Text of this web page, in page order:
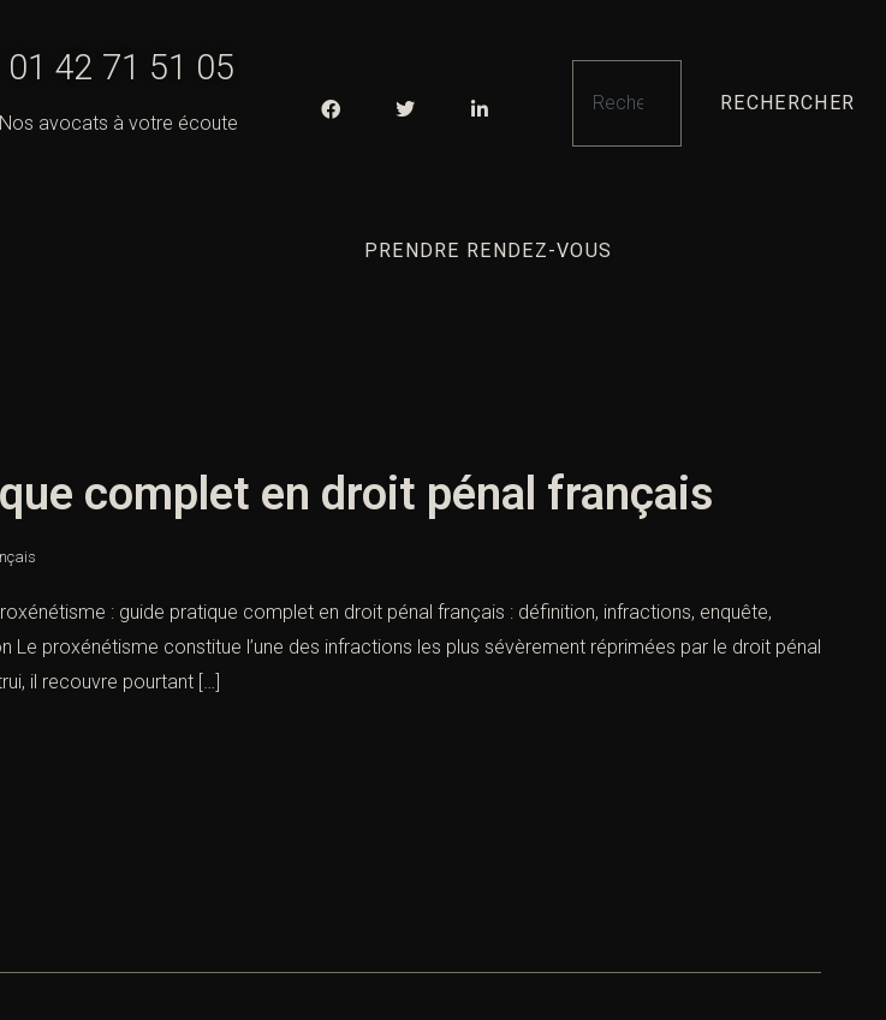
01 42 71 51 05
Nos avocats à votre écoute
RECHERCHER
PRENDRE RENDEZ-VOUS
complet en droit pénal français
: guide pratique complet en droit pénal français : définition, infractions, enquête,
proxénétisme constitue l’une des infractions les plus sévèrement réprimées par le droit pénal
il recouvre pourtant […]